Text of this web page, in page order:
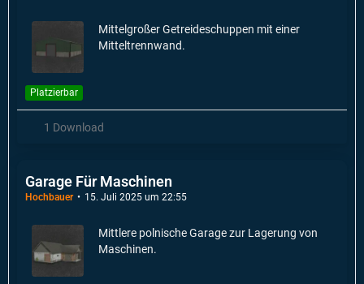
Mittelgroßer Getreideschuppen mit einer
Mitteltrennwand.
Platzierbar
1 Download
Garage Für Maschinen
Hochbauer 15. Juli 2025 um 22:55
Mittlere polnische Garage zur Lagerung von
Maschinen.